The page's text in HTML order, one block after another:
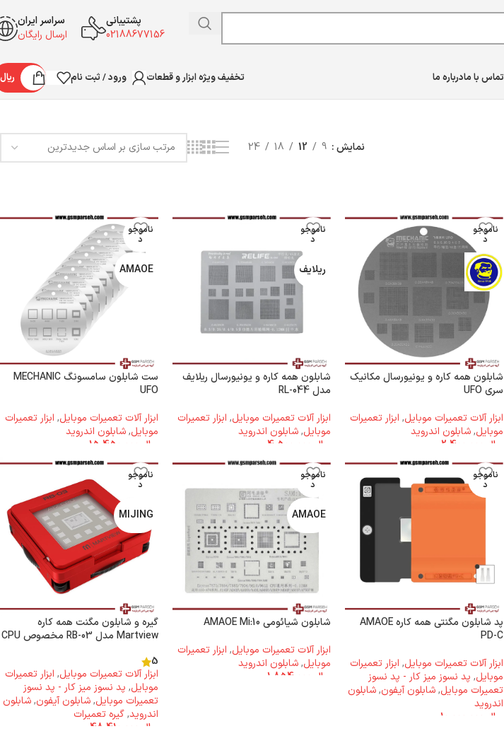
پشتیبانی
02188677156
سراسر ایران
ارسال رایگان
تماس با مادرباره ما تخفیف ویژه ابزار و قطعات ورود / ثبت نام ریال
نمایش 9
12
18
24
ناموجو
د
شابلون همه کاره و یونیورسال مکانیک
سری UFO
ابزار آلات تعمیرات موبایل, ابزار تعمیرات
موبایل,شابلون اندروید
ریال
ناموجو
د
ریلایف
شابلون همه کاره و یونیورسال ریلایف
مدل RL-044
ابزار آلات تعمیرات موبایل, ابزار تعمیرات
موبایل,شابلون اندروید
ریال
ناموجو
د
AMAOE
ست شابلون سامسونگ MECHANIC
UFO
ابزار آلات تعمیرات موبایل, ابزار تعمیرات
موبایل,شابلون اندروید
ریال
ناموجو
د
پد شابلون مگنتی همه کاره AMAOE
PD-C
ابزار آلات تعمیرات موبایل, ابزار تعمیرات
موبایل, پد نسوز میز کار - پد نسوز
تعمیرات موبایل,شابلون آیفون,شابلون
اندروید
ریال
ناموجو
د
AMAOE
شابلون شیائومی AMAOE Mi:10
ابزار آلات تعمیرات موبایل, ابزار تعمیرات
موبایل,شابلون اندروید
ریال
ناموجو
د
MIJING
گیره و شابلون مگنت همه کاره
Martview مدل RB-03 مخصوص CPU
5
ابزار آلات تعمیرات موبایل, ابزار تعمیرات
موبایل, پد نسوز میز کار - پد نسوز
تعمیرات موبایل,شابلون آیفون,شابلون
اندروید,گیره تعمیرات
ریال